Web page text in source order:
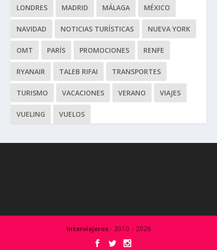
LONDRES MADRID MÁLAGA MÉXICO
NAVIDAD NOTICIAS TURÍSTICAS NUEVA YORK
OMT PARÍS PROMOCIONES RENFE
RYANAIR TALEB RIFAI TRANSPORTES
TURISMO VACACIONES VERANO VIAJES
VUELING VUELOS
Interviajeros· 2010 - 2026